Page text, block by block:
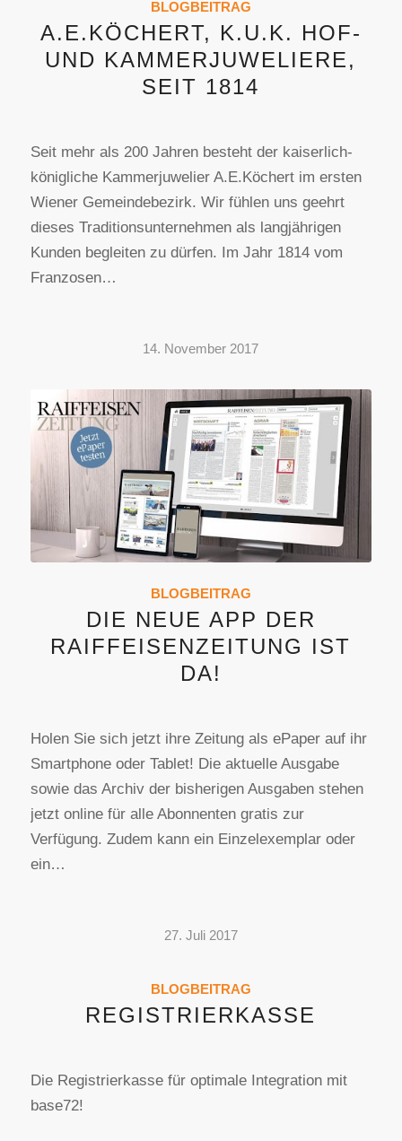
BLOGBEITRAG
A.E.KÖCHERT, K.U.K. HOF-
UND KAMMERJUWELIERE,
SEIT 1814
Seit mehr als 200 Jahren besteht der kaiserlich-
königliche Kammerjuwelier A.E.Köchert im ersten
Wiener Gemeindebezirk. Wir fühlen uns geehrt
dieses Traditionsunternehmen als langjährigen
Kunden begleiten zu dürfen. Im Jahr 1814 vom
Franzosen…
14. November 2017
BLOGBEITRAG
DIE NEUE APP DER
RAIFFEISENZEITUNG IST
DA!
Holen Sie sich jetzt ihre Zeitung als ePaper auf ihr
Smartphone oder Tablet! Die aktuelle Ausgabe
sowie das Archiv der bisherigen Ausgaben stehen
jetzt online für alle Abonnenten gratis zur
Verfügung. Zudem kann ein Einzelexemplar oder
ein…
27. Juli 2017
BLOGBEITRAG
REGISTRIERKASSE
Die Registrierkasse für optimale Integration mit
base72!